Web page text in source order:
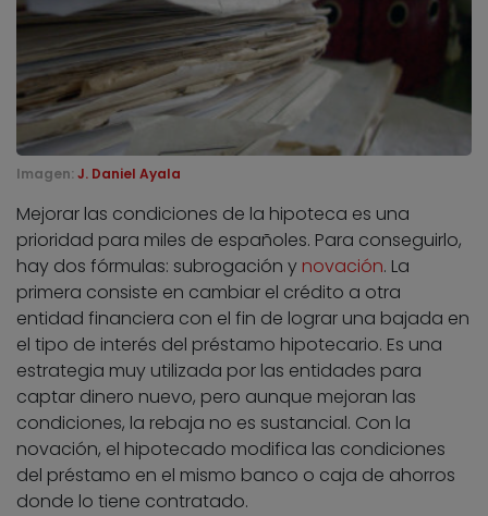
Imagen: J. Daniel Ayala
Mejorar las condiciones de la hipoteca es una
prioridad para miles de españoles. Para conseguirlo,
hay dos fórmulas: subrogación y novación. La
primera consiste en cambiar el crédito a otra
entidad financiera con el fin de lograr una bajada en
el tipo de interés del préstamo hipotecario. Es una
estrategia muy utilizada por las entidades para
captar dinero nuevo, pero aunque mejoran las
condiciones, la rebaja no es sustancial. Con la
novación, el hipotecado modifica las condiciones
del préstamo en el mismo banco o caja de ahorros
donde lo tiene contratado.